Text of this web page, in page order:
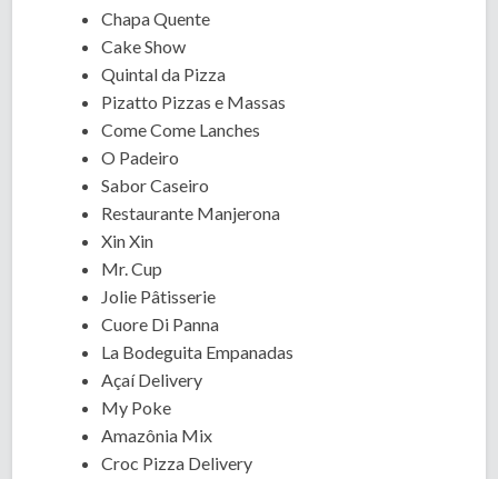
Chapa Quente
Cake Show
Quintal da Pizza
Pizatto Pizzas e Massas
Come Come Lanches
O Padeiro
Sabor Caseiro
Restaurante Manjerona
Xin Xin
Mr. Cup
Jolie Pâtisserie
Cuore Di Panna
La Bodeguita Empanadas
Açaí Delivery
My Poke
Amazônia Mix
Croc Pizza Delivery